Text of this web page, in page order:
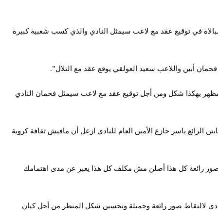
في توقيع عقد مع لاعب سيمثل النادي والذي كسب شعبية كبيرة
أبين واللاعب سعيد العولقي يوقع عقد مع التلال”.
بهكذا شكل ومن أجل توقيع عقد مع لاعب سيمثل فحمان النادي
ياسر جازع الأمين العام للنادي ازعل أن مافيش ثقافة كروية
وصور رائعة كل هذا أصلن مش مكلف كل هذا يعبر عن مدى اهتمامك
لالتقاط صور رائعة وجميلة وتحسين شكل المنظر من أجل كيان